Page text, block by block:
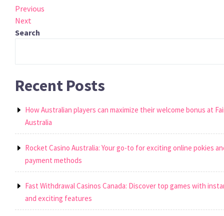
Post
navigation
Previous
Post
Previous
Next
Post
Next
Search
Recent Posts
How Australian players can maximize their welcome bonus at
Australia
Rocket Casino Australia: Your go-to for exciting online pokies
payment methods
Fast Withdrawal Casinos Canada: Discover top games with
and exciting features